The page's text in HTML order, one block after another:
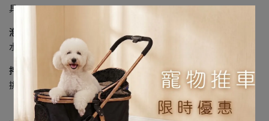
具。
泡水誘食
：加溫水還原成鮮魚質感，吸引不愛喝水的貓咪主動補
水。
拌餐增香
：捏碎後撒在飼料或罐頭上，利用魚肉天然香氣瞬間提升
挑嘴貓的食慾。